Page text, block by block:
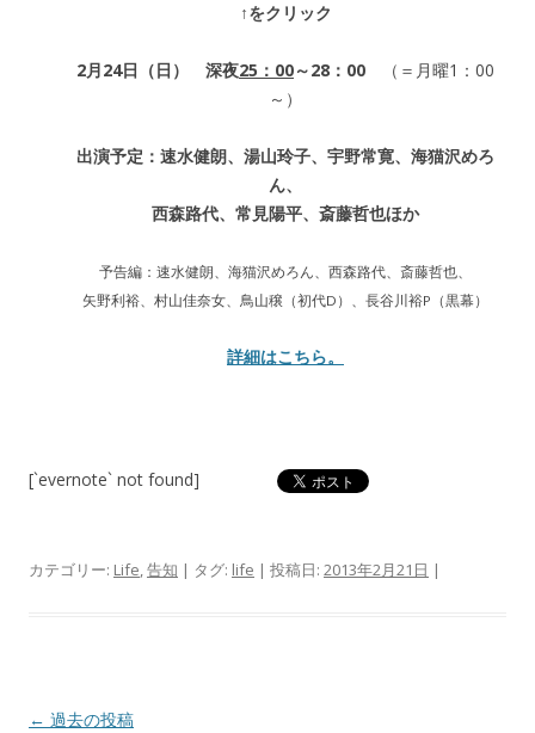
↑をクリック
2月24日（日） 深夜25：00～28：00 （＝月曜1：00
～）
出演予定：速水健朗、湯山玲子、宇野常寛、海猫沢めろ
ん、
西森路代、常見陽平、斎藤哲也ほか
予告編：速水健朗、海猫沢めろん、西森路代、斎藤哲也、
矢野利裕、村山佳奈女、鳥山穣（初代D）、長谷川裕P（黒幕）
詳細はこちら。
[`evernote` not found]
カテゴリー: Life,告知 | タグ: life | 投稿日: 2013年2月21日 |
投
← 過去の投稿